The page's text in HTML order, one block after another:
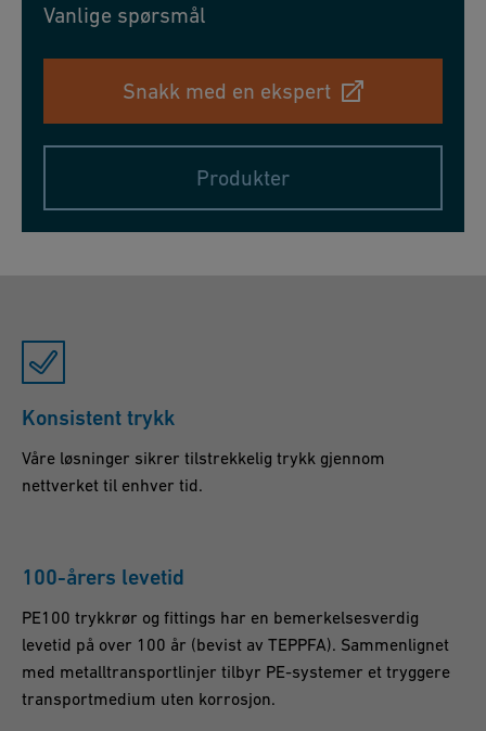
Vanlige spørsmål
Snakk med en ekspert
Produkter
Konsistent trykk
Våre løsninger sikrer tilstrekkelig trykk gjennom
nettverket til enhver tid.
100-årers levetid
PE100 trykkrør og fittings har en bemerkelsesverdig
levetid på over 100 år (bevist av TEPPFA). Sammenlignet
med metalltransportlinjer tilbyr PE-systemer et tryggere
transportmedium uten korrosjon.